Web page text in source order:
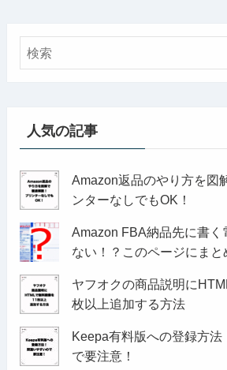
人気の記事
Amazon返品のやり方を図
ンターなしでもOK！
Amazon FBA納品先に書く
ない！？このページにまと
ヤフオクの商品説明に
枚以上追加する方法
Keepa有料版への登録方法
で要注意！